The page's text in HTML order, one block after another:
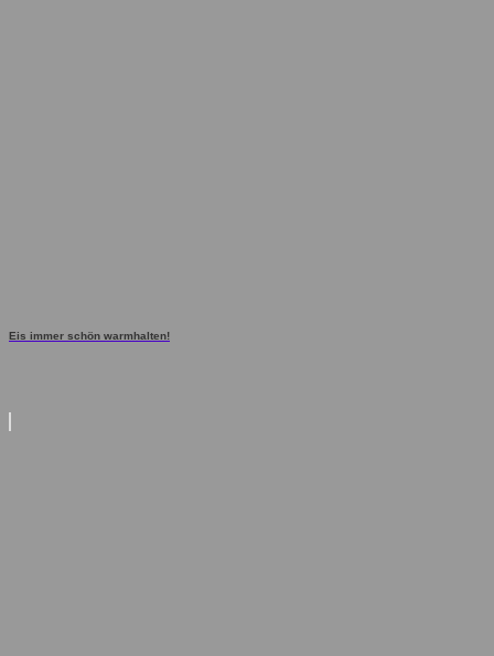
Eis immer schön warmhalten!